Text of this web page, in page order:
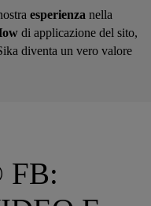
esperienza nella
di applicazione del sito,
diventa un vero valore
FB: